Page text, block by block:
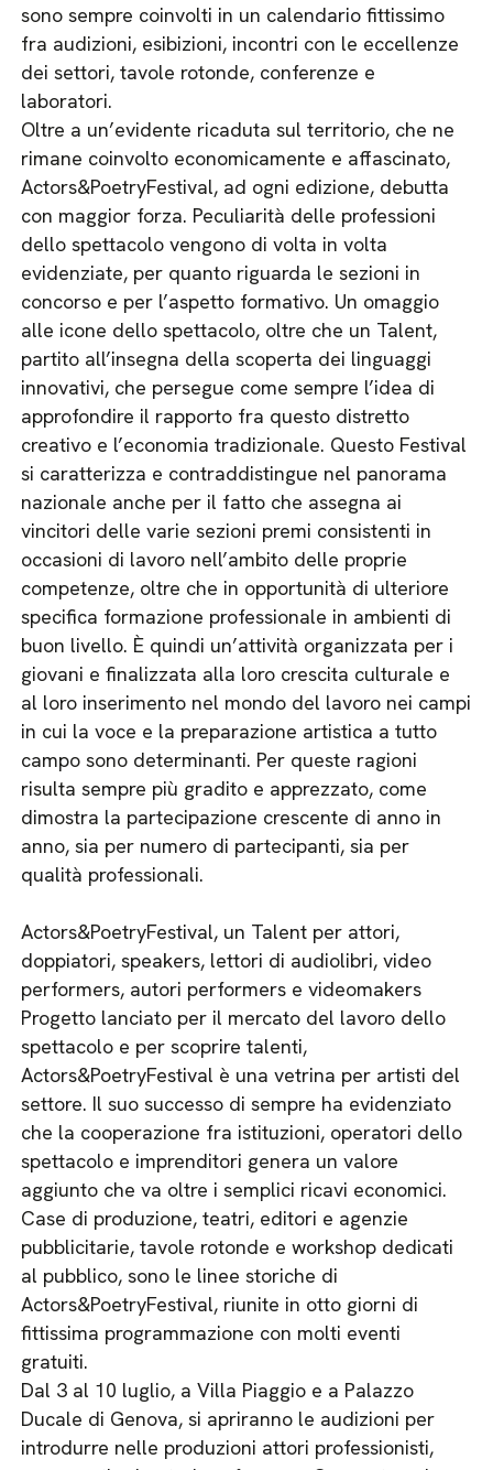
sono sempre coinvolti in un calendario fittissimo
fra audizioni, esibizioni, incontri con le eccellenze
dei settori, tavole rotonde, conferenze e
laboratori.
Oltre a un’evidente ricaduta sul territorio, che ne
rimane coinvolto economicamente e affascinato,
Actors&PoetryFestival, ad ogni edizione, debutta
con maggior forza. Peculiarità delle professioni
dello spettacolo vengono di volta in volta
evidenziate, per quanto riguarda le sezioni in
concorso e per l’aspetto formativo. Un omaggio
alle icone dello spettacolo, oltre che un Talent,
partito all’insegna della scoperta dei linguaggi
innovativi, che persegue come sempre l’idea di
approfondire il rapporto fra questo distretto
creativo e l’economia tradizionale. Questo Festival
si caratterizza e contraddistingue nel panorama
nazionale anche per il fatto che assegna ai
vincitori delle varie sezioni premi consistenti in
occasioni di lavoro nell’ambito delle proprie
competenze, oltre che in opportunità di ulteriore
specifica formazione professionale in ambienti di
buon livello. È quindi un’attività organizzata per i
giovani e finalizzata alla loro crescita culturale e
al loro inserimento nel mondo del lavoro nei campi
in cui la voce e la preparazione artistica a tutto
campo sono determinanti. Per queste ragioni
risulta sempre più gradito e apprezzato, come
dimostra la partecipazione crescente di anno in
anno, sia per numero di partecipanti, sia per
qualità professionali.
Actors&PoetryFestival, un Talent per attori,
doppiatori, speakers, lettori di audiolibri, video
performers, autori performers e videomakers
Progetto lanciato per il mercato del lavoro dello
spettacolo e per scoprire talenti,
Actors&PoetryFestival è una vetrina per artisti del
settore. Il suo successo di sempre ha evidenziato
che la cooperazione fra istituzioni, operatori dello
spettacolo e imprenditori genera un valore
aggiunto che va oltre i semplici ricavi economici.
Case di produzione, teatri, editori e agenzie
pubblicitarie, tavole rotonde e workshop dedicati
al pubblico, sono le linee storiche di
Actors&PoetryFestival, riunite in otto giorni di
fittissima programmazione con molti eventi
gratuiti.
Dal 3 al 10 luglio, a Villa Piaggio e a Palazzo
Ducale di Genova, si apriranno le audizioni per
introdurre nelle produzioni attori professionisti,